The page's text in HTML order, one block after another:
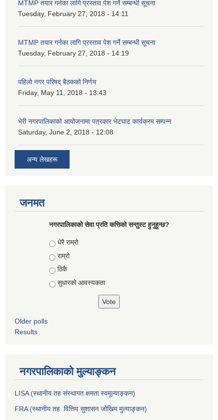
MTMP तयार गर्नका लागि प्रस्ताव पेश गर्ने सम्बन्धी सूचना
Tuesday, February 27, 2018 - 14:11
MTMP तयार गर्नका लागि प्रस्ताव पेश गर्ने सम्बन्धी सूचना
Tuesday, February 27, 2018 - 14:19
पहिलो नगर परिषद् बैठकको निर्णय
Friday, May 11, 2018 - 13:43
भेरी नगरपालिकाको आयोजनामा पत्रकार भेटघाट कार्यक्रम सम्पन्न
Saturday, June 2, 2018 - 12:08
अन्य लेखहरू
जनमत
नगरपालिकाको सेवा प्रति कत्तिको सन्तुस्ट हुनुहुन्छ?
Choices
धेरै राम्रो
राम्रो
ठिकै
सुधारको आवस्यकता
Older polls
Results
नगरपालिकाको मुल्याङ्कन
LISA (स्थानीय तह संस्थागत क्षमता स्वमूल्याङ्कन)
FRA (स्थानीय तह वित्तिय सुशासन जोखिम मुल्याङ्कन)